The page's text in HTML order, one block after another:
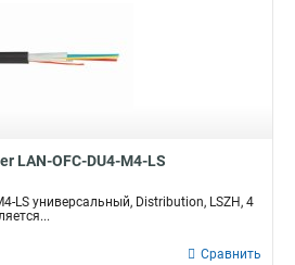
LAN-OFC-DU4-M4-LS
LS универсальный, Distribution, LSZH, 4
Сравнить